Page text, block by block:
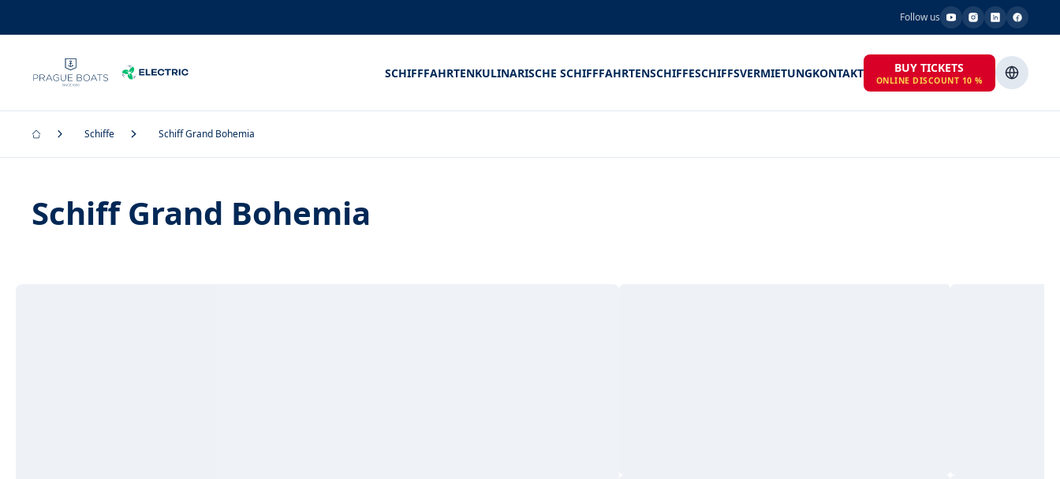
Follow us
SCHIFFFAHRTENKULINARISCHE SCHIFFFAHRTENSCHIFFESCHIFFSVERMIETUNGKONTAKT BUY TICKETS
ONLINE DISCOUNT 10 %
Schiffe Schiff Grand Bohemia
Schiff Grand Bohemia